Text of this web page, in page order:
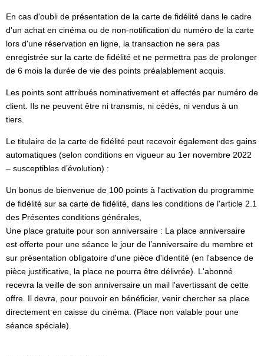
En cas d'oubli de présentation de la carte de fidélité dans le cadre
d'un achat en cinéma ou de non-notification du numéro de la carte
lors d'une réservation en ligne, la transaction ne sera pas
enregistrée sur la carte de fidélité et ne permettra pas de prolonger
de 6 mois la durée de vie des points préalablement acquis.
Les points sont attribués nominativement et affectés par numéro de
client. Ils ne peuvent être ni transmis, ni cédés, ni vendus à un
tiers.
Le titulaire de la carte de fidélité peut recevoir également des gains
automatiques (selon conditions en vigueur au 1er novembre 2022
– susceptibles d’évolution) :
Un bonus de bienvenue de 100 points à l'activation du programme
de fidélité sur sa carte de fidélité, dans les conditions de l'article 2.1
des Présentes conditions générales,
Une place gratuite pour son anniversaire : La place anniversaire
est offerte pour une séance le jour de l’anniversaire du membre et
sur présentation obligatoire d'une pièce d'identité (en l'absence de
pièce justificative, la place ne pourra être délivrée). L'abonné
recevra la veille de son anniversaire un mail l'avertissant de cette
offre. Il devra, pour pouvoir en bénéficier, venir chercher sa place
directement en caisse du cinéma. (Place non valable pour une
séance spéciale).